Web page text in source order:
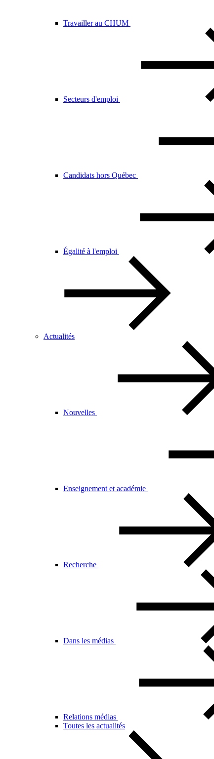
Travailler au CHUM
Secteurs d'emploi
Candidats hors Québec
Égalité à l'emploi
Actualités
Nouvelles
Enseignement et académie
Recherche
Dans les médias
Relations médias
Toutes les actualités